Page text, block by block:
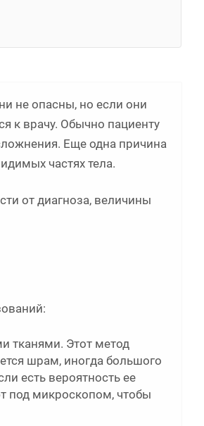
не опасны, но если они
к врачу. Обычно пациенту
Еще одна причина
частях тела.
от диагноза, величины
тканями. Этот метод
шрам, иногда большого
есть вероятность ее
под микроскопом, чтобы